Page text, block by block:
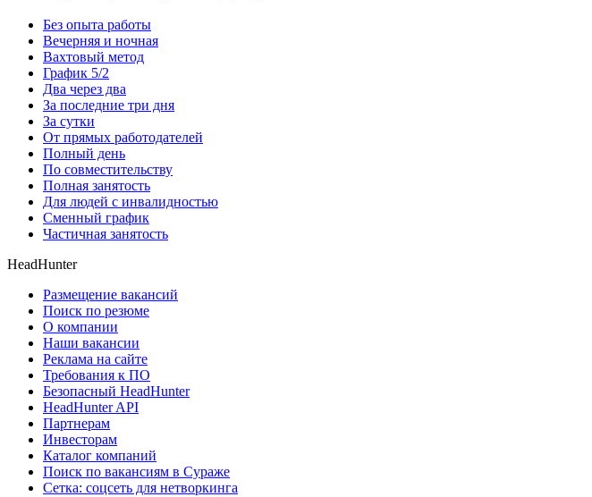
Без опыта работы
Вечерняя и ночная
Вахтовый метод
График 5/2
Два через два
За последние три дня
За сутки
От прямых работодателей
Полный день
По совместительству
Полная занятость
Для людей с инвалидностью
Сменный график
Частичная занятость
HeadHunter
Размещение вакансий
Поиск по резюме
О компании
Наши вакансии
Реклама на сайте
Требования к ПО
Безопасный HeadHunter
HeadHunter API
Партнерам
Инвесторам
Каталог компаний
Поиск по вакансиям в Сураже
Сетка: соцсеть для нетворкинга